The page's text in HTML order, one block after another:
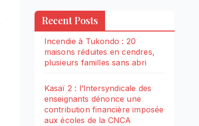
Recent Posts
Incendie à Tukondo : 20
maisons réduites en cendres,
plusieurs familles sans abri
Kasaï 2 : l’Intersyndicale des
enseignants dénonce une
contribution financière imposée
aux écoles de la CNCA